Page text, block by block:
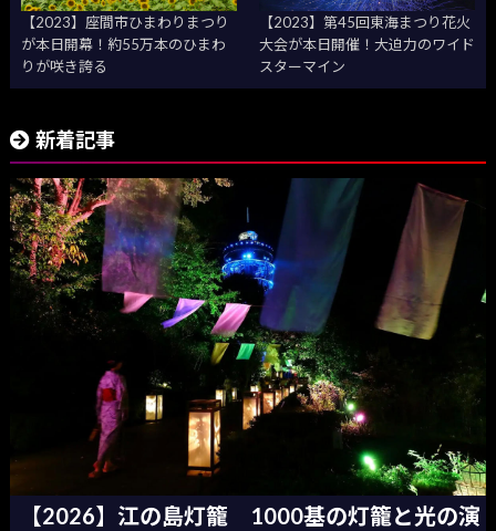
【2023】座間市ひまわりまつり
が本日開幕！約55万本のひまわ
りが咲き誇る
【2023】第45回東海まつり花火
大会が本日開催！大迫力のワイド
スターマイン
新着記事
【2026】江の島灯籠 1000基の灯籠と光の演